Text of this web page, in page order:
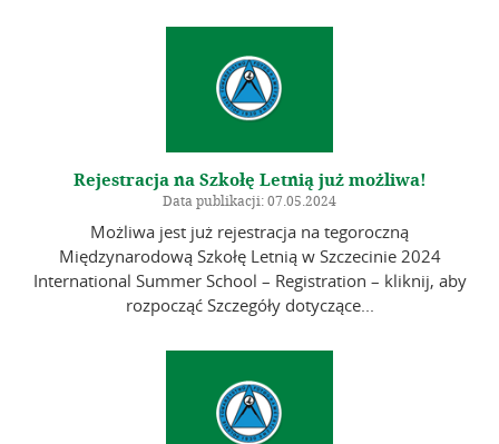
Rejestracja na Szkołę Letnią już możliwa!
Data publikacji: 07.05.2024
Możliwa jest już rejestracja na tegoroczną
Międzynarodową Szkołę Letnią w Szczecinie 2024
International Summer School – Registration – kliknij, aby
rozpocząć Szczegóły dotyczące...